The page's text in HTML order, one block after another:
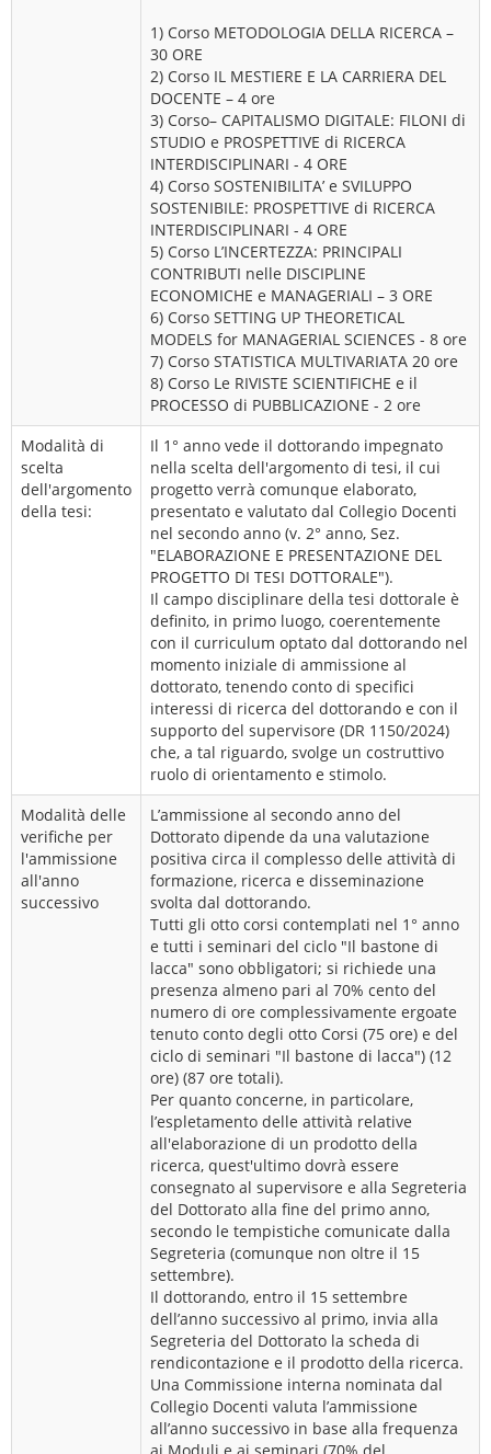
1) Corso METODOLOGIA DELLA RICERCA –
30 ORE
2) Corso IL MESTIERE E LA CARRIERA DEL
DOCENTE – 4 ore
3) Corso– CAPITALISMO DIGITALE: FILONI di
STUDIO e PROSPETTIVE di RICERCA
INTERDISCIPLINARI - 4 ORE
4) Corso SOSTENIBILITA’ e SVILUPPO
SOSTENIBILE: PROSPETTIVE di RICERCA
INTERDISCIPLINARI - 4 ORE
5) Corso L’INCERTEZZA: PRINCIPALI
CONTRIBUTI nelle DISCIPLINE
ECONOMICHE e MANAGERIALI – 3 ORE
6) Corso SETTING UP THEORETICAL
MODELS for MANAGERIAL SCIENCES - 8 ore
7) Corso STATISTICA MULTIVARIATA 20 ore
8) Corso Le RIVISTE SCIENTIFICHE e il
PROCESSO di PUBBLICAZIONE - 2 ore
Modalità di
scelta
dell'argomento
della tesi:
Il 1° anno vede il dottorando impegnato
nella scelta dell'argomento di tesi, il cui
progetto verrà comunque elaborato,
presentato e valutato dal Collegio Docenti
nel secondo anno (v. 2° anno, Sez.
"ELABORAZIONE E PRESENTAZIONE DEL
PROGETTO DI TESI DOTTORALE").
Il campo disciplinare della tesi dottorale è
definito, in primo luogo, coerentemente
con il curriculum optato dal dottorando nel
momento iniziale di ammissione al
dottorato, tenendo conto di specifici
interessi di ricerca del dottorando e con il
supporto del supervisore (DR 1150/2024)
che, a tal riguardo, svolge un costruttivo
ruolo di orientamento e stimolo.
Modalità delle
verifiche per
l'ammissione
all'anno
successivo
L’ammissione al secondo anno del
Dottorato dipende da una valutazione
positiva circa il complesso delle attività di
formazione, ricerca e disseminazione
svolta dal dottorando.
Tutti gli otto corsi contemplati nel 1° anno
e tutti i seminari del ciclo "Il bastone di
lacca" sono obbligatori; si richiede una
presenza almeno pari al 70% cento del
numero di ore complessivamente ergoate
tenuto conto degli otto Corsi (75 ore) e del
ciclo di seminari "Il bastone di lacca") (12
ore) (87 ore totali).
Per quanto concerne, in particolare,
l’espletamento delle attività relative
all'elaborazione di un prodotto della
ricerca, quest'ultimo dovrà essere
consegnato al supervisore e alla Segreteria
del Dottorato alla fine del primo anno,
secondo le tempistiche comunicate dalla
Segreteria (comunque non oltre il 15
settembre).
Il dottorando, entro il 15 settembre
dell’anno successivo al primo, invia alla
Segreteria del Dottorato la scheda di
rendicontazione e il prodotto della ricerca.
Una Commissione interna nominata dal
Collegio Docenti valuta l’ammissione
all’anno successivo in base alla frequenza